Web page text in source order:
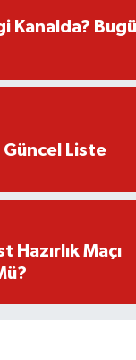
Kanalda?
Güncel Liste
Maçı